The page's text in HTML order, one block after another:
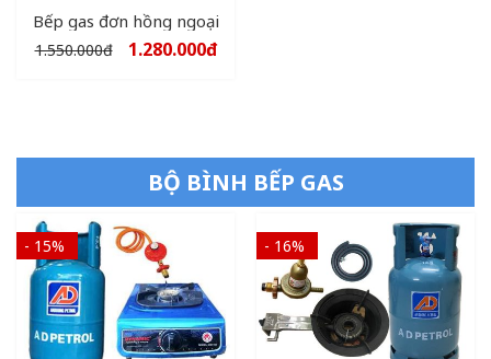
Bếp gas đơn hồng ngoại
1.550.000đ 1.280.000đ
BỘ BÌNH BẾP GAS
- 15% - 16%